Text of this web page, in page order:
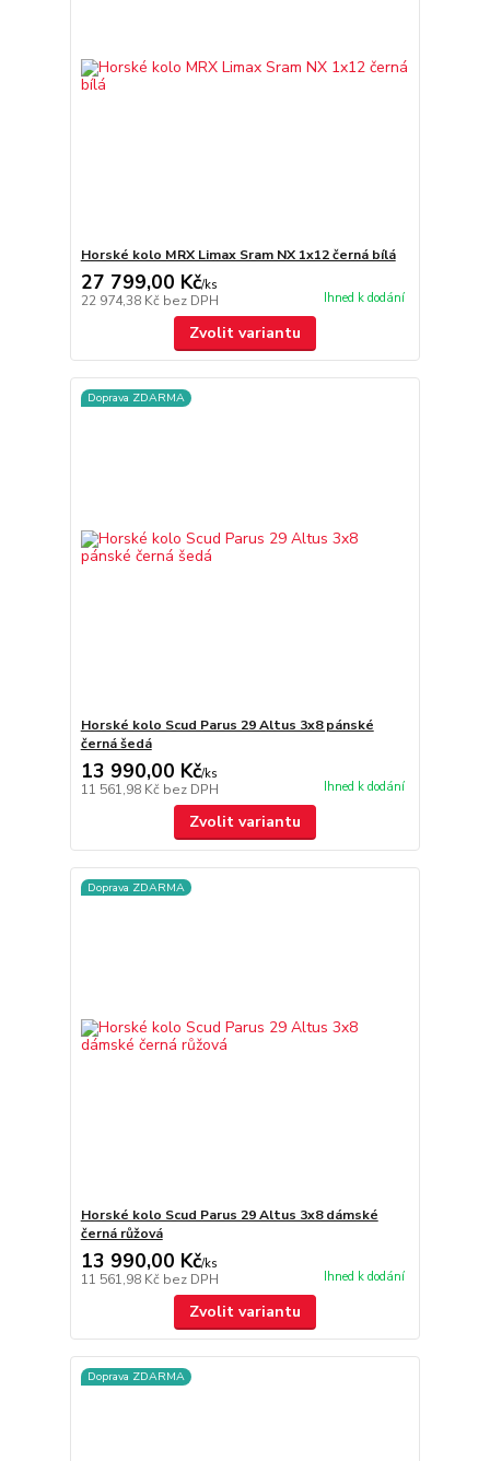
Horské kolo MRX Limax Sram NX 1x12 černá bílá
27 799,00 Kč/ks
22 974,38 Kč bez DPH Ihned k dodání
Zvolit variantu
Doprava ZDARMA
Horské kolo Scud Parus 29 Altus 3x8 pánské
černá šedá
13 990,00 Kč/ks
11 561,98 Kč bez DPH Ihned k dodání
Zvolit variantu
Doprava ZDARMA
Horské kolo Scud Parus 29 Altus 3x8 dámské
černá růžová
13 990,00 Kč/ks
11 561,98 Kč bez DPH Ihned k dodání
Zvolit variantu
Doprava ZDARMA